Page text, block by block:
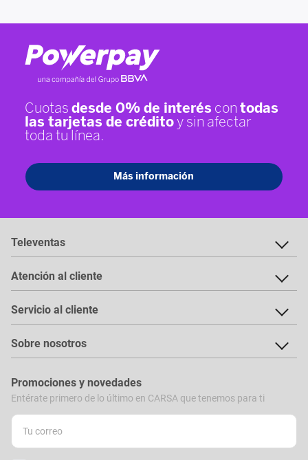
Televentas
Atención al cliente
Servicio al cliente
Sobre nosotros
Promociones y novedades
Entérate primero de lo último en CARSA que tenemos para ti